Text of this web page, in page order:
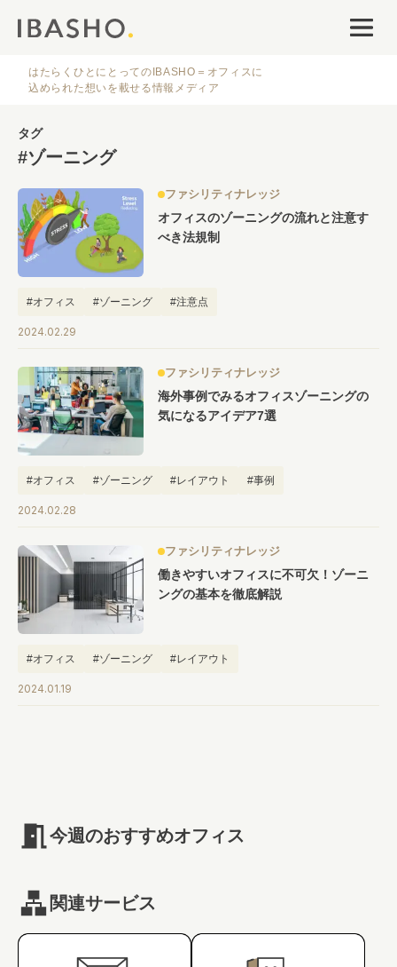
ファシリティナレッジ
IBASHOについて
人気のタグ
#働き方 #特集 #レイアウト
#キャリア #ノウハウ #内装 #おしゃれオフィス
#こだわりオフィス #コスト
はたらくひとにとってのIBASHO＝オフィスに
込められた想いを載せる情報メディア
タグ
#ゾーニング
ファシリティナレッジ
オフィスのゾーニングの流れと注意す
べき法規制
#オフィス #ゾーニング #注意点
2024.02.29
ファシリティナレッジ
海外事例でみるオフィスゾーニングの
気になるアイデア7選
#オフィス #ゾーニング #レイアウト #事例
2024.02.28
ファシリティナレッジ
働きやすいオフィスに不可欠！ゾーニ
ングの基本を徹底解説
#オフィス #ゾーニング #レイアウト
2024.01.19
今週のおすすめオフィス
関連サービス